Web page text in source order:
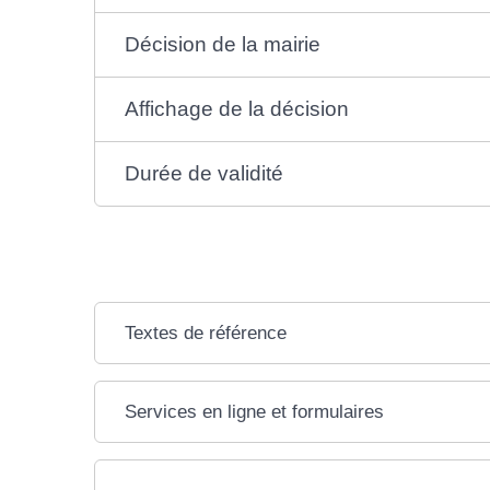
Décision de la mairie
Affichage de la décision
Durée de validité
Textes de référence
Services en ligne et formulaires